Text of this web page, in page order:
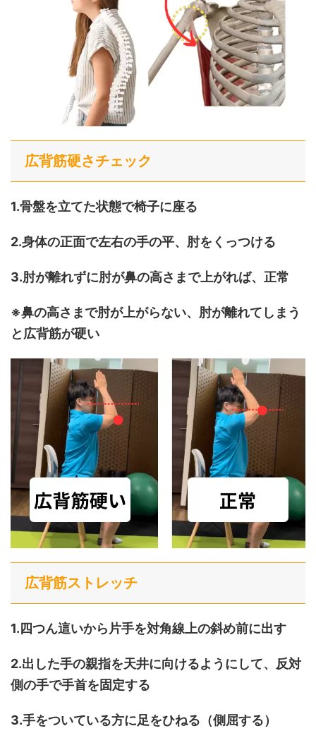
広背筋硬さチェック
1.骨盤を立てた状態で椅子に座る
2.身体の正面で左右の手の平、肘をくっつける
3.肘が離れずに肘が鼻の高さまで上がれば、正常
※鼻の高さまで肘が上がらない、肘が離れてしまう
と広背筋が硬い
広背筋ストレッチ
1.四つん這いから片手を対角線上の斜め前に出す
2.出した手の親指を天井に向けるようにして、反対
側の手で手首を固定する
3.手をついている方に足をひねる（側屈する）